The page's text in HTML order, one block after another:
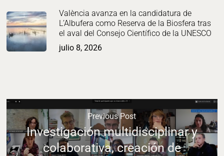
València avanza en la candidatura de
L’Albufera como Reserva de la Biosfera tras
el aval del Consejo Científico de la UNESCO
julio 8, 2026
Previous Post
Investigación multidisciplinar y
colaborativa, creación de